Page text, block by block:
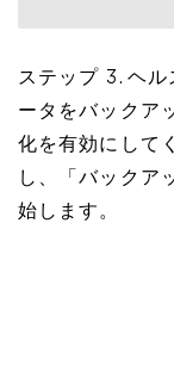
ステップ 3. ヘ
ータをバックア
化を有効にして
し、「バックア
始します。